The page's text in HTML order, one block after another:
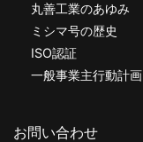
丸善工業のあゆみ
ミシマ号の歴史
ISO認証
一般事業主行動計画
お問い合わせ